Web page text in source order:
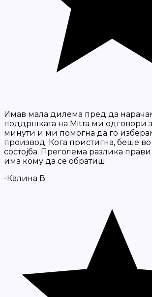
Имав мала дилема пред да
поддршката на Mitra ми одговори
минути и ми помогна да го
производ. Кога пристигна, беше
состојба. Преголема разлика
има кому да се обратиш.
-Калина В.